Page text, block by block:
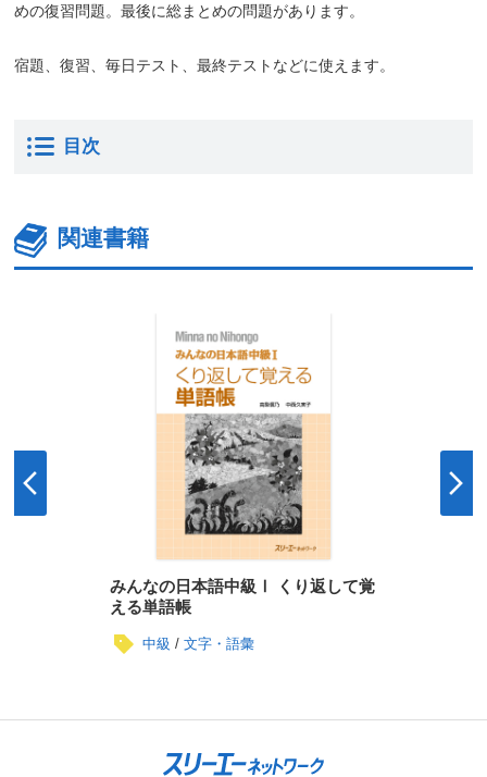
めの復習問題。最後に総まとめの問題があります。
宿題、復習、毎日テスト、最終テストなどに使えます。
目次
関連書籍
みんなの日本語中級Ⅰ くり返して覚
える単語帳
中級 文字・語彙